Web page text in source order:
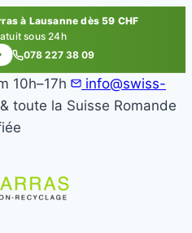
à Lausanne dès 59 CHF
sous 24h
078 227 38 09
10h–17h
info@swiss-
toute la Suisse Romande